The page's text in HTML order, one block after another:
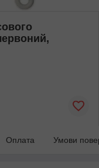
Оплата Умови